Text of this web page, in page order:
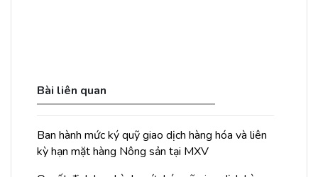
Bài liên quan
Ban hành mức ký quỹ giao dịch hàng hóa và liên
kỳ hạn mặt hàng Nông sản tại MXV